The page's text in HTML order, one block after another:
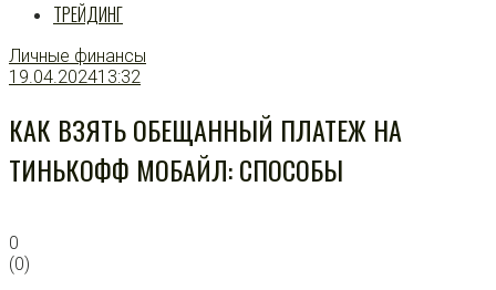
ТРЕЙДИНГ
Личные финансы
19.04.202413:32
КАК ВЗЯТЬ ОБЕЩАННЫЙ ПЛАТЕЖ НА
ТИНЬКОФФ МОБАЙЛ: СПОСОБЫ
0
(0)